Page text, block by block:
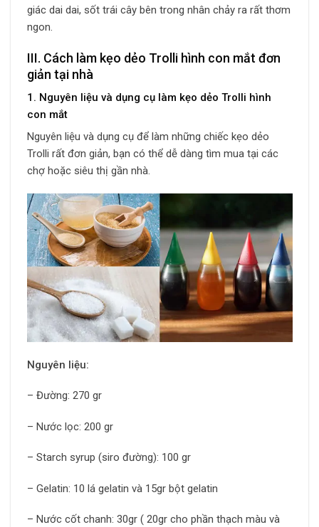
giác dai dai, sốt trái cây bên trong nhân chảy ra rất thơm
ngon.
III. Cách làm kẹo dẻo Trolli hình con mắt đơn
giản tại nhà
1. Nguyên liệu và dụng cụ làm kẹo dẻo Trolli hình
con mắt
Nguyên liệu và dụng cụ để làm những chiếc kẹo dẻo
Trolli rất đơn giản, bạn có thể dễ dàng tìm mua tại các
chợ hoặc siêu thị gần nhà.
Nguyên liệu:
– Đường: 270 gr
– Nước lọc: 200 gr
– Starch syrup (siro đường): 100 gr
– Gelatin: 10 lá gelatin và 15gr bột gelatin
– Nước cốt chanh: 30gr ( 20gr cho phần thạch màu và